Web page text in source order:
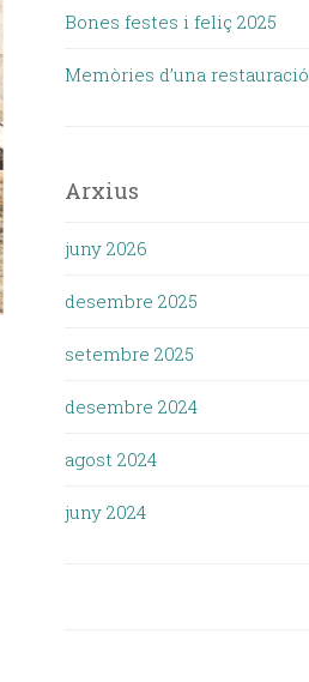
Bones festes i feliç 2025
Memòries d’una restauració
Arxius
juny 2026
desembre 2025
setembre 2025
desembre 2024
agost 2024
juny 2024